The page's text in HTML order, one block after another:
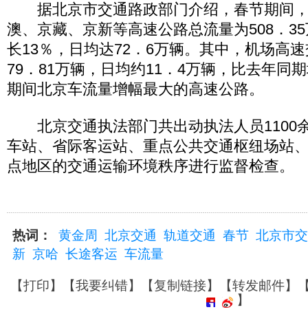
据北京市交通路政部门介绍，春节期间
澳、京藏、京新等高速公路总流量为508．
长13％，日均达72．6万辆。其中，机场高
79．81万辆，日均约11．4万辆，比去年同
期间北京车流量增幅最大的高速公路。
北京交通执法部门共出动执法人员1100
车站、省际客运站、重点公共交通枢纽场站
点地区的交通运输环境秩序进行监督检查。
热词： 黄金周 北京交通 轨道交通 春节 北京市
新 京哈 长途客运 车流量
【打印】【我要纠错】【复制链接】【转发邮件】
】